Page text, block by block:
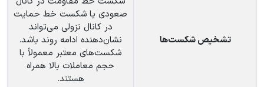
تشخیص شکست‌ها
صعودی یا شکست خط حمایت
در کانال نزولی می‌تواند
نشان‌دهنده ادامه روند باشد.
شکست‌های معتبر معمولاً با
حجم معاملات بالا همراه
هستند.